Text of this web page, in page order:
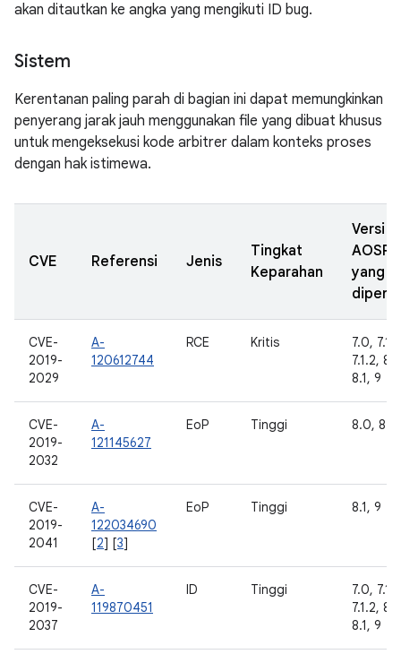
akan ditautkan ke angka yang mengikuti ID bug.
Sistem
Kerentanan paling parah di bagian ini dapat memungkinkan
penyerang jarak jauh menggunakan file yang dibuat khusus
untuk mengeksekusi kode arbitrer dalam konteks proses
dengan hak istimewa.
CVE Referensi Jenis
Tingkat
Keparahan
Versi
AOSP
yang
CVE-
2019-
2029
A-
120612744
RCE Kritis
7.0, 7.1.1,
7.1.2,
8.1, 9
CVE-
2019-
2032
A-
121145627
EoP Tinggi 8.0, 8.1,
CVE-
2019-
2041
A-
122034690
[2] [3]
EoP Tinggi 8.1, 9
CVE-
2019-
2037
A-
119870451
ID Tinggi
7.0, 7.1.1,
7.1.2,
8.1, 9